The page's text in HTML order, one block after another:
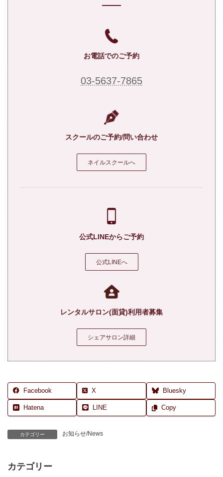
お電話でのご予約
03-5637-7865
スクールのご予約/問い合わせ
ネイルスクールへ
公式LINEからご予約
公式LINEへ
レンタルサロン(面貸)利用者募集
シェアサロン詳細
Facebook X Bluesky
Hatena LINE Copy
カテゴリー お知らせ/News
カテゴリー